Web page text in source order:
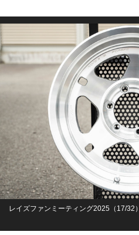
レイズファンミーティング2025（17/32）